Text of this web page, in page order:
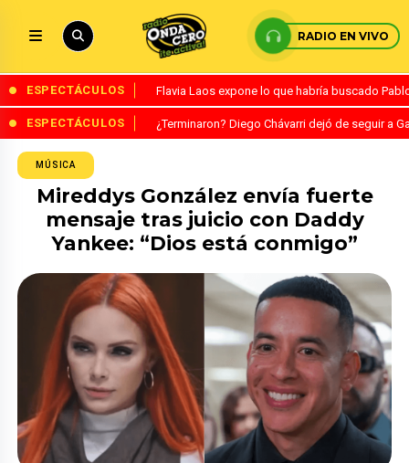
RADIO EN VIVO
ESPECTÁCULOS Flavia Laos expone lo que habría buscado
ESPECTÁCULOS ¿Terminaron? Diego Chávarri dejó de seguir a
MÚSICA
Mireddys González envía fuerte
mensaje tras juicio con Daddy
Yankee: “Dios está conmigo”